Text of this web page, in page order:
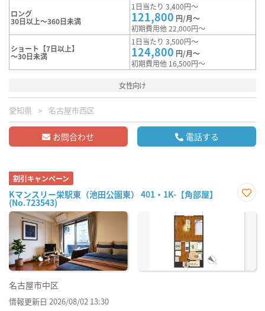
ロング
30日以上～360日未満
1日当たり 3,400円～
121,800 円/月～
初期費用他 22,000円～
ショート【7日以上】
～30日未満
1日当たり 3,500円～
124,800 円/月～
初期費用他 16,500円～
女性向け
愛知県 名古屋市西区
お問合わせ 電話する
割引キャンペーン
Kマンスリー栄駅東（池田公園東） 401・1K-【角部屋】
(No.723543)
に入
名古屋市中区
情報更新日 2026/08/02 13:30